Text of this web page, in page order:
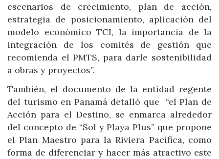
escenarios de crecimiento, plan de acción,
estrategia de posicionamiento, aplicación del
modelo económico TCI, la importancia de la
integración de los comités de gestión que
recomienda el PMTS, para darle sostenibilidad
a obras y proyectos”.
También, el documento de la entidad regente
del turismo en Panamá detalló que “el Plan de
Acción para el Destino, se enmarca alrededor
del concepto de “Sol y Playa Plus” que propone
el Plan Maestro para la Riviera Pacífica, como
forma de diferenciar y hacer más atractivo este